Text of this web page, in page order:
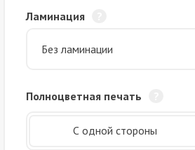
Ламинация
Полноцветная печать
С одной стороны